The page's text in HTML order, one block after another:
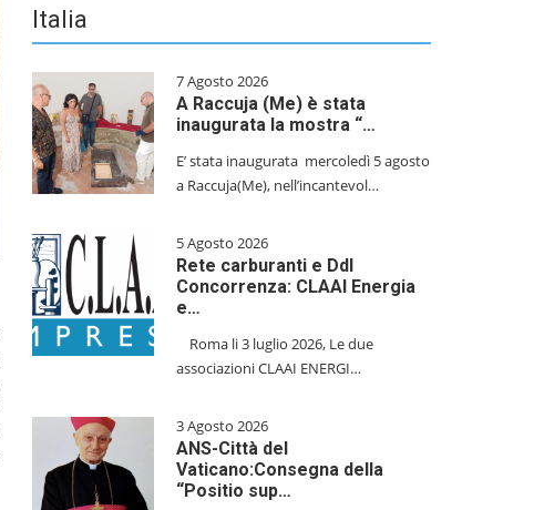
Italia
7 Agosto 2026
A Raccuja (Me) è stata
inaugurata la mostra “…
E’ stata inaugurata mercoledì 5 agosto
a Raccuja(Me), nell’incantevol…
5 Agosto 2026
Rete carburanti e Ddl
Concorrenza: CLAAI Energia
e…
​Roma li 3 luglio 2026, Le due
associazioni CLAAI ENERGI…
3 Agosto 2026
ANS-Città del
Vaticano:Consegna della
“Positio sup…